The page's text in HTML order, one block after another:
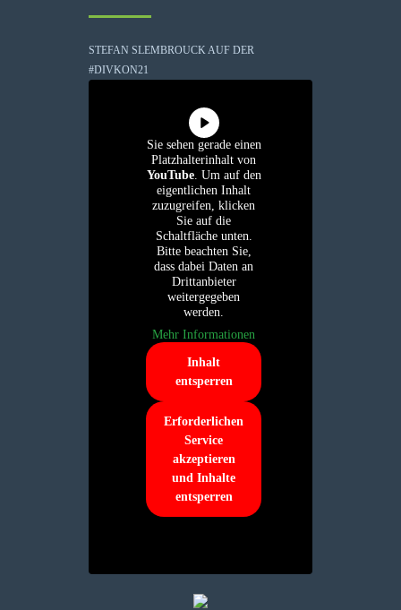
STEFAN SLEMBROUCK AUF DER
#DIVKON21
Sie sehen gerade einen
Platzhalterinhalt von
YouTube. Um auf den
eigentlichen Inhalt
zuzugreifen, klicken
Sie auf die
Schaltfläche unten.
Bitte beachten Sie,
dass dabei Daten an
Drittanbieter
weitergegeben
werden.
Mehr Informationen
Inhalt
entsperren
Erforderlichen
Service
akzeptieren
und Inhalte
entsperren